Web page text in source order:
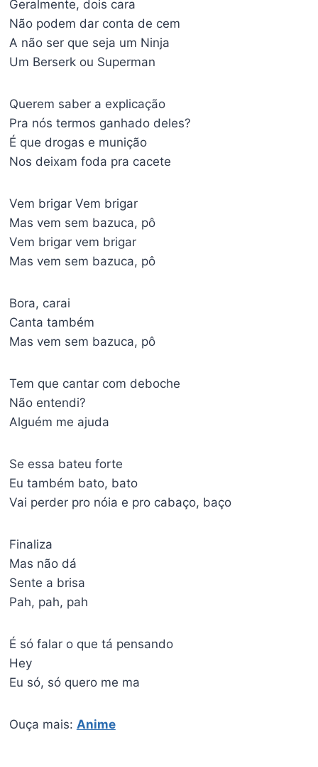
Geralmente, dois cara
Não podem dar conta de cem
A não ser que seja um Ninja
Um Berserk ou Superman
Querem saber a explicação
Pra nós termos ganhado deles?
É que drogas e munição
Nos deixam foda pra cacete
Vem brigar Vem brigar
Mas vem sem bazuca, pô
Vem brigar vem brigar
Mas vem sem bazuca, pô
Bora, carai
Canta também
Mas vem sem bazuca, pô
Tem que cantar com deboche
Não entendi?
Alguém me ajuda
Se essa bateu forte
Eu também bato, bato
Vai perder pro nóia e pro cabaço, baço
Finaliza
Mas não dá
Sente a brisa
Pah, pah, pah
É só falar o que tá pensando
Hey
Eu só, só quero me ma
Ouça mais: Anime